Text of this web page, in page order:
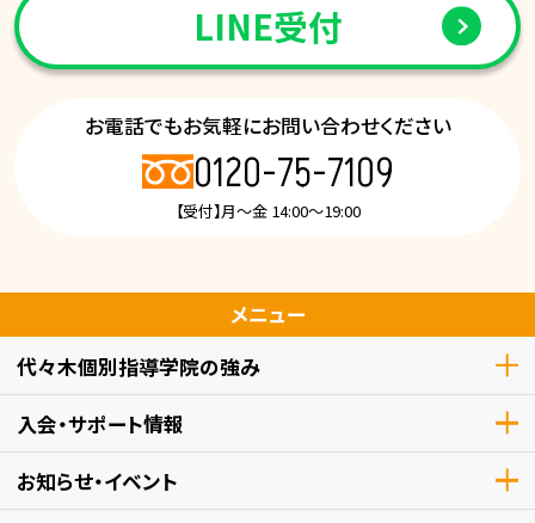
LINE受付
お電話でもお気軽にお問い合わせください
0120-75-7109
【受付】月～金 14:00～19:00
メニュー
代々木個別指導学院の強み
入会・サポート情報
お知らせ・イベント